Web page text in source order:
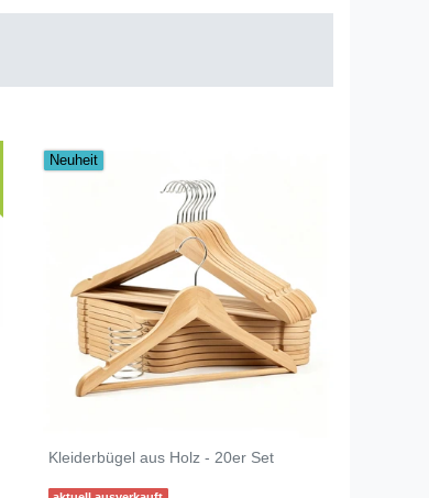
Neuheit
Kleiderbügel aus Holz - 20er Set